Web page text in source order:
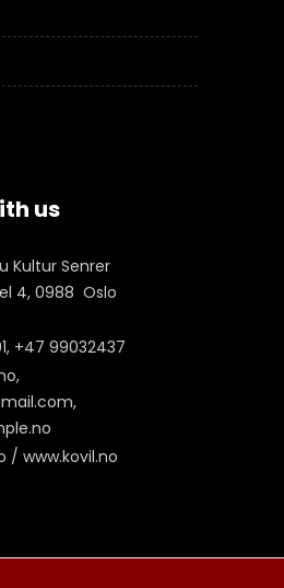
us
Kultur Senrer
4, 0988 Oslo
+47 99032437
/ www.kovil.no